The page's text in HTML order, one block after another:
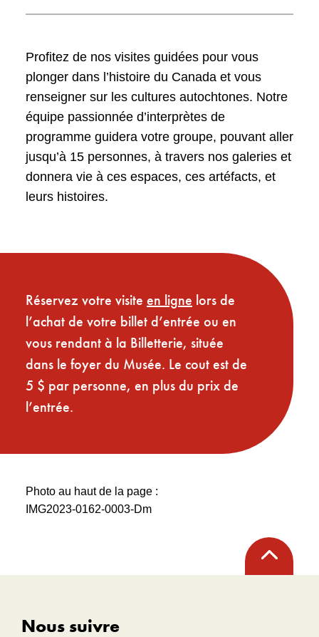
Profitez de nos visites guidées pour vous
plonger dans l’histoire du Canada et vous
renseigner sur les cultures autochtones. Notre
équipe passionnée d’interprètes de
programme guidera votre groupe, pouvant aller
jusqu’à 15 personnes, à travers nos galeries et
donnera vie à ces espaces, ces artéfacts, et
leurs histoires.
Réservez votre visite en ligne lors de
l’achat de votre billet d’entrée ou en
vous rendant à la Billetterie, située
dans le foyer du Musée. Le cout est de
5 $ par personne, en plus du prix de
l’entrée.
Photo au haut de la page :
IMG2023-0162-0003-Dm
Retour
en
Nous suivre